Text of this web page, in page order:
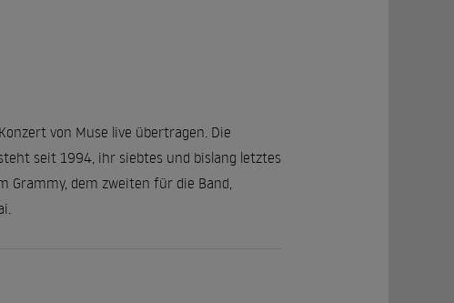
von Muse live übertragen. Die
seit 1994, ihr siebtes und bislang letztes
Grammy, dem zweiten für die Band,